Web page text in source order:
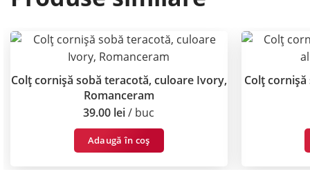
Colț cornișă sobă teracotă, culoare Ivory,
Romanceram
39.00 lei buc
Adaugă în coș
Colț